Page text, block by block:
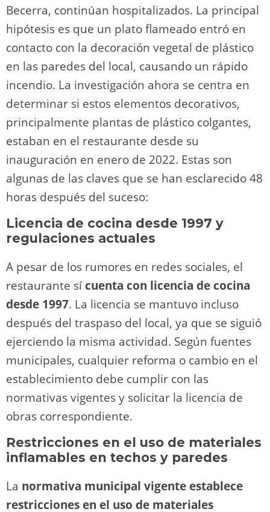
Becerra, continúan hospitalizados. La principal
hipótesis es que un plato flameado entró en
contacto con la decoración vegetal de plástico
en las paredes del local, causando un rápido
incendio. La investigación ahora se centra en
determinar si estos elementos decorativos,
principalmente plantas de plástico colgantes,
estaban en el restaurante desde su
inauguración en enero de 2022. Estas son
algunas de las claves que se han esclarecido 48
horas después del suceso:
Licencia de cocina desde 1997 y
regulaciones actuales
A pesar de los rumores en redes sociales, el
restaurante sícuenta con licencia de cocina
desde 1997. La licencia se mantuvo incluso
después del traspaso del local, ya que se siguió
ejerciendo la misma actividad. Según fuentes
municipales, cualquier reforma o cambio en el
establecimiento debe cumplir con las
normativas vigentes y solicitar la licencia de
obras correspondiente.
Restricciones en el uso de materiales
inflamables en techos y paredes
La normativa municipal vigente establece
restricciones en el uso de materiales